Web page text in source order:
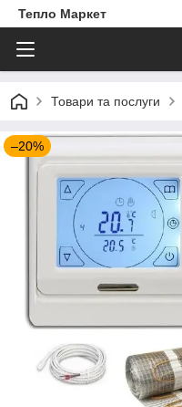
Тепло Маркет
Товари та послуги
–20%